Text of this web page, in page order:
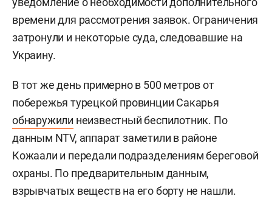
времени для рассмотрения заявок. Ограничения
затронули и некоторые суда, следовавшие на
Украину.
В тот же день примерно в 500 метров от
побережья турецкой провинции Сакарья
обнаружили неизвестный беспилотник. По
данным NTV, аппарат заметили в районе
Кожаали и передали подразделениям береговой
охраны. По предварительным данным,
взрывчатых веществ на его борту не нашли.